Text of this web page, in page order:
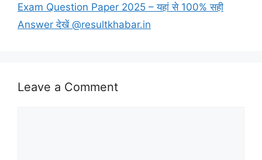
Exam Question Paper 2025 – यहां से 100% सही
Answer देखें @resultkhabar.in
Leave a Comment